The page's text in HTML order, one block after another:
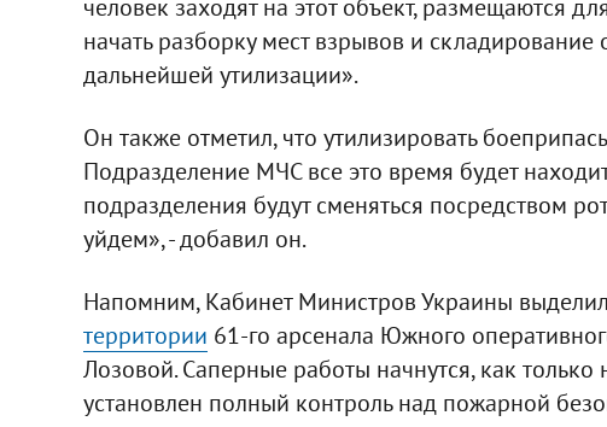
человек заходят на этот объект, размещаются
начать разборку мест взрывов и
дальнейшей утилизации».
Он также отметил, что утилизировать
Подразделение МЧС все это время будет
подразделения будут сменяться посредством
уйдем», - добавил он.
Напомним, Кабинет Министров Украины
территории 61-го арсенала Южного
Лозовой. Саперные работы начнутся, как
установлен полный контроль над пожарной